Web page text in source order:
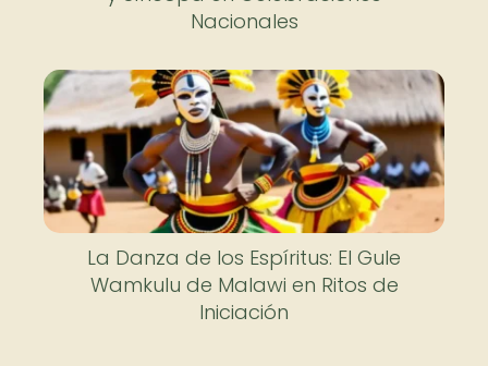
Nacionales
La Danza de los Espíritus: El Gule
Wamkulu de Malawi en Ritos de
Iniciación